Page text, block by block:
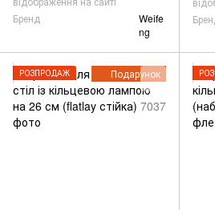
Бренд
Weife
ng
Подарунок
РОЗПРОДАЖ